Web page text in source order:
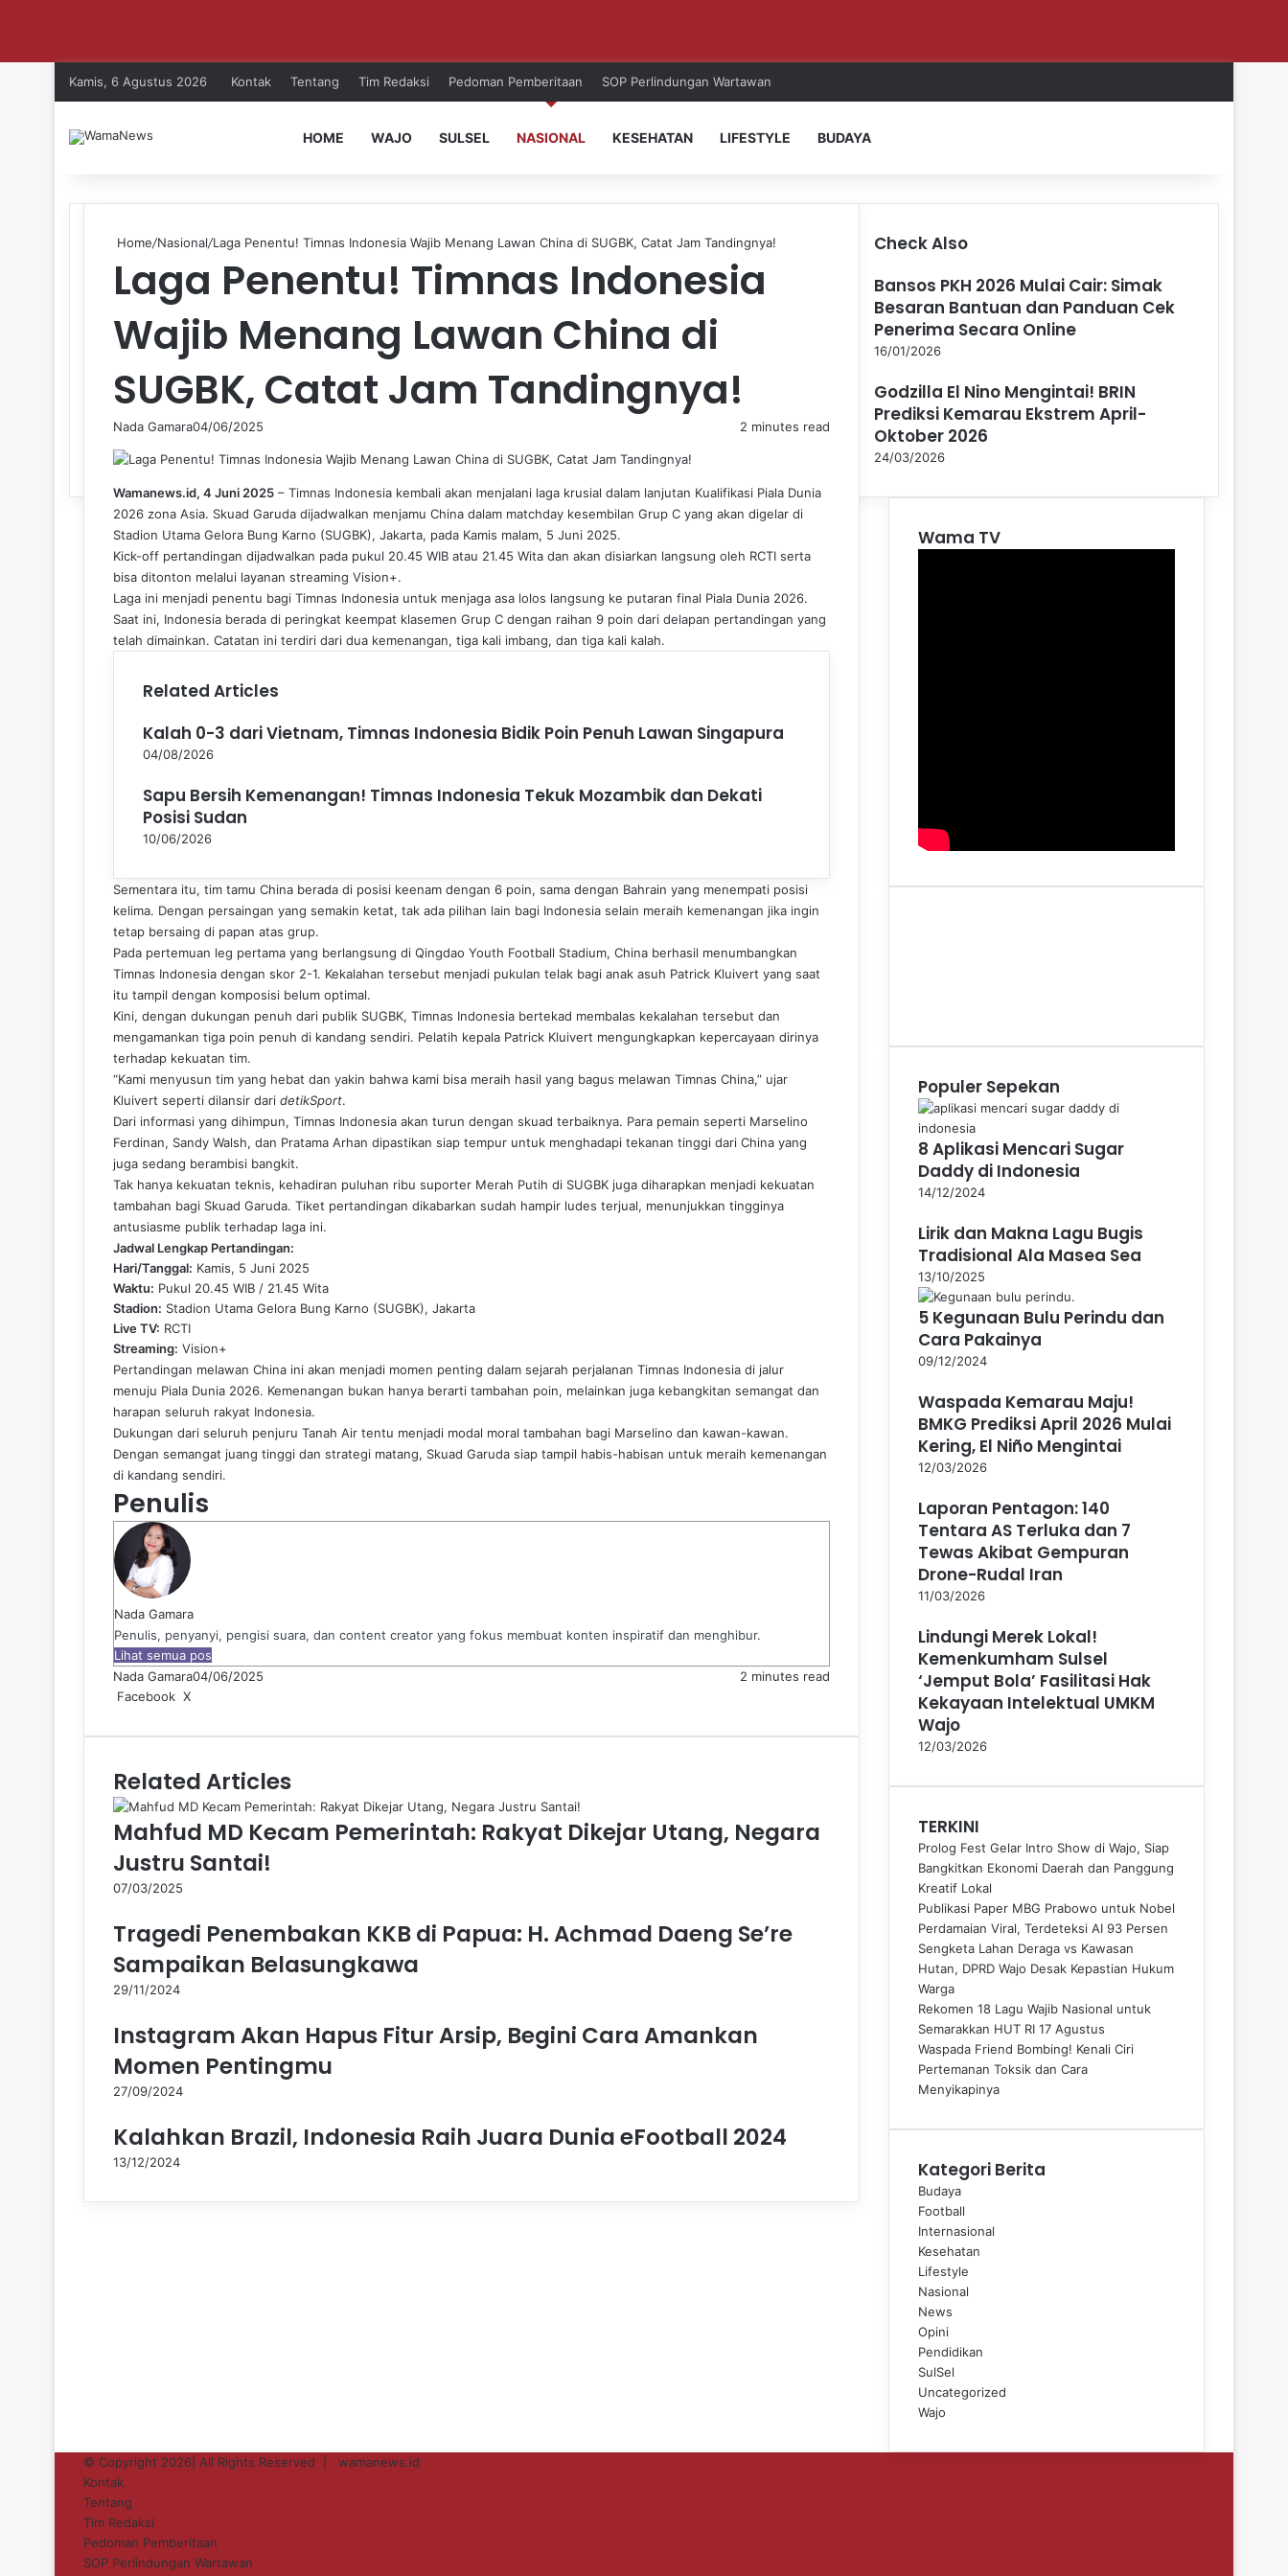
Kamis, 6 Agustus 2026 Kontak Tentang Tim Redaksi Pedoman Pemberitaan SOP Perlindungan Wartawan
HOME WAJO SULSEL NASIONAL KESEHATAN LIFESTYLE BUDAYA
Home/Nasional/Laga Penentu! Timnas Indonesia Wajib Menang Lawan China di SUGBK, Catat Jam Tandingnya!
Laga Penentu! Timnas Indonesia
Wajib Menang Lawan China di
SUGBK, Catat Jam Tandingnya!
Nada Gamara04/06/2025 2 minutes read
Wamanews.id, 4 Juni 2025 – Timnas Indonesia kembali akan menjalani laga krusial dalam lanjutan Kualifikasi Piala Dunia
2026 zona Asia. Skuad Garuda dijadwalkan menjamu China dalam matchday kesembilan Grup C yang akan digelar di
Stadion Utama Gelora Bung Karno (SUGBK), Jakarta, pada Kamis malam, 5 Juni 2025.
Kick-off pertandingan dijadwalkan pada pukul 20.45 WIB atau 21.45 Wita dan akan disiarkan langsung oleh RCTI serta
bisa ditonton melalui layanan streaming Vision+.
Laga ini menjadi penentu bagi Timnas Indonesia untuk menjaga asa lolos langsung ke putaran final Piala Dunia 2026.
Saat ini, Indonesia berada di peringkat keempat klasemen Grup C dengan raihan 9 poin dari delapan pertandingan yang
telah dimainkan. Catatan ini terdiri dari dua kemenangan, tiga kali imbang, dan tiga kali kalah.
Related Articles
Kalah 0-3 dari Vietnam, Timnas Indonesia Bidik Poin Penuh Lawan Singapura
04/08/2026
Sapu Bersih Kemenangan! Timnas Indonesia Tekuk Mozambik dan Dekati
Posisi Sudan
10/06/2026
Sementara itu, tim tamu China berada di posisi keenam dengan 6 poin, sama dengan Bahrain yang menempati posisi
kelima. Dengan persaingan yang semakin ketat, tak ada pilihan lain bagi Indonesia selain meraih kemenangan jika ingin
tetap bersaing di papan atas grup.
Pada pertemuan leg pertama yang berlangsung di Qingdao Youth Football Stadium, China berhasil menumbangkan
Timnas Indonesia dengan skor 2-1. Kekalahan tersebut menjadi pukulan telak bagi anak asuh Patrick Kluivert yang saat
itu tampil dengan komposisi belum optimal.
Kini, dengan dukungan penuh dari publik SUGBK, Timnas Indonesia bertekad membalas kekalahan tersebut dan
mengamankan tiga poin penuh di kandang sendiri. Pelatih kepala Patrick Kluivert mengungkapkan kepercayaan dirinya
terhadap kekuatan tim.
“Kami menyusun tim yang hebat dan yakin bahwa kami bisa meraih hasil yang bagus melawan Timnas China,” ujar
Kluivert seperti dilansir dari detikSport.
Dari informasi yang dihimpun, Timnas Indonesia akan turun dengan skuad terbaiknya. Para pemain seperti Marselino
Ferdinan, Sandy Walsh, dan Pratama Arhan dipastikan siap tempur untuk menghadapi tekanan tinggi dari China yang
juga sedang berambisi bangkit.
Tak hanya kekuatan teknis, kehadiran puluhan ribu suporter Merah Putih di SUGBK juga diharapkan menjadi kekuatan
tambahan bagi Skuad Garuda. Tiket pertandingan dikabarkan sudah hampir ludes terjual, menunjukkan tingginya
antusiasme publik terhadap laga ini.
Jadwal Lengkap Pertandingan:
Hari/Tanggal: Kamis, 5 Juni 2025
Waktu: Pukul 20.45 WIB / 21.45 Wita
Stadion: Stadion Utama Gelora Bung Karno (SUGBK), Jakarta
Live TV: RCTI
Streaming: Vision+
Pertandingan melawan China ini akan menjadi momen penting dalam sejarah perjalanan Timnas Indonesia di jalur
menuju Piala Dunia 2026. Kemenangan bukan hanya berarti tambahan poin, melainkan juga kebangkitan semangat dan
harapan seluruh rakyat Indonesia.
Dukungan dari seluruh penjuru Tanah Air tentu menjadi modal moral tambahan bagi Marselino dan kawan-kawan.
Dengan semangat juang tinggi dan strategi matang, Skuad Garuda siap tampil habis-habisan untuk meraih kemenangan
di kandang sendiri.
Penulis
Nada Gamara
Penulis, penyanyi, pengisi suara, dan content creator yang fokus membuat konten inspiratif dan menghibur.
Lihat semua pos
Nada Gamara04/06/2025
2 minutes read
Facebook X
Email
Related Articles
Mahfud MD Kecam Pemerintah: Rakyat Dikejar Utang, Negara
Justru Santai!
07/03/2025
Tragedi Penembakan KKB di Papua: H. Achmad Daeng Se’re
Sampaikan Belasungkawa
29/11/2024
Instagram Akan Hapus Fitur Arsip, Begini Cara Amankan
Momen Pentingmu
27/09/2024
Kalahkan Brazil, Indonesia Raih Juara Dunia eFootball 2024
13/12/2024
Check Also
Bansos PKH 2026 Mulai Cair: Simak
Besaran Bantuan dan Panduan Cek
Penerima Secara Online
16/01/2026
Godzilla El Nino Mengintai! BRIN
Prediksi Kemarau Ekstrem April-
Oktober 2026
24/03/2026
Wama TV
Populer Sepekan
8 Aplikasi Mencari Sugar
Daddy di Indonesia
14/12/2024
Lirik dan Makna Lagu Bugis
Tradisional Ala Masea Sea
13/10/2025
5 Kegunaan Bulu Perindu dan
Cara Pakainya
09/12/2024
Waspada Kemarau Maju!
BMKG Prediksi April 2026 Mulai
Kering, El Niño Mengintai
12/03/2026
Laporan Pentagon: 140
Tentara AS Terluka dan 7
Tewas Akibat Gempuran
Drone-Rudal Iran
11/03/2026
Lindungi Merek Lokal!
Kemenkumham Sulsel
‘Jemput Bola’ Fasilitasi Hak
Kekayaan Intelektual UMKM
Wajo
12/03/2026
TERKINI
Prolog Fest Gelar Intro Show di Wajo, Siap
Bangkitkan Ekonomi Daerah dan Panggung
Kreatif Lokal
Publikasi Paper MBG Prabowo untuk Nobel
Perdamaian Viral, Terdeteksi AI 93 Persen
Sengketa Lahan Deraga vs Kawasan
Hutan, DPRD Wajo Desak Kepastian Hukum
Warga
Rekomen 18 Lagu Wajib Nasional untuk
Semarakkan HUT RI 17 Agustus
Waspada Friend Bombing! Kenali Ciri
Pertemanan Toksik dan Cara
Menyikapinya
Kategori Berita
Budaya
Football
Internasional
Kesehatan
Lifestyle
Nasional
News
Opini
Pendidikan
SulSel
Uncategorized
Wajo
© Copyright 2026| All Rights Reserved |
wamanews.id
Kontak
Tentang
Tim Redaksi
Pedoman Pemberitaan
SOP Perlindungan Wartawan